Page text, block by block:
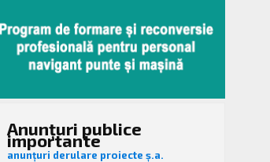
Anunțuri publice
importante
anunțuri derulare proiecte ș.a.